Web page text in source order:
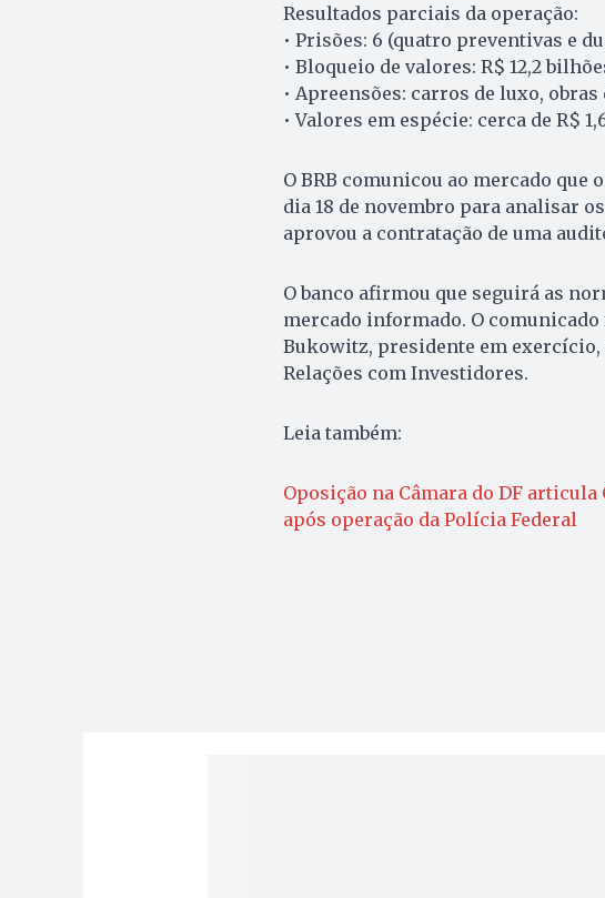
Resultados parciais da operação:
• Prisões: 6 (quatro preventivas e
• Bloqueio de valores: R$ 12,2
• Apreensões: carros de luxo,
• Valores em espécie: cerca de R$
O BRB comunicou ao mercado
dia 18 de novembro para analisar
aprovou a contratação de uma
O banco afirmou que seguirá as
mercado informado. O
Bukowitz, presidente em exercício,
Relações com Investidores.
Leia também:
Oposição na Câmara do DF
após operação da Polícia Federal